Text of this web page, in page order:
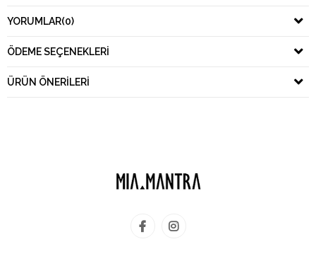
YORUMLAR(0)
ÖDEME SEÇENEKLERI
ÜRÜN ÖNERILERI